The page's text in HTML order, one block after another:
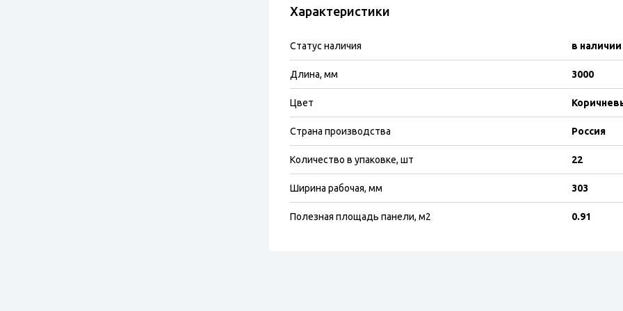
Характеристики
Статус наличия в наличии
Длина, мм 3000
Цвет
Страна производства Россия
Количество в упаковке, шт 22
Ширина рабочая, мм 303
Полезная площадь панели, м2 0.91